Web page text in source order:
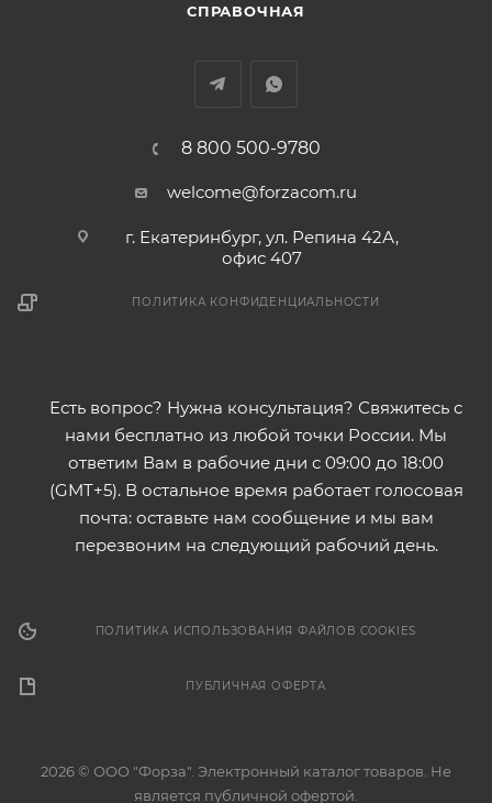
СПРАВОЧНАЯ
8 800 500-9780
welcome@forzacom.ru
г. Екатеринбург, ул. Репина 42А,
офис 407
ПОЛИТИКА КОНФИДЕНЦИАЛЬНОСТИ
Есть вопрос? Нужна консультация? Свяжитесь с
нами бесплатно из любой точки России. Мы
ответим Вам в рабочие дни с 09:00 до 18:00
(GMT+5). В остальное время работает голосовая
почта: оставьте нам сообщение и мы вам
перезвоним на следующий рабочий день.
ПОЛИТИКА ИСПОЛЬЗОВАНИЯ ФАЙЛОВ COOKIES
ПУБЛИЧНАЯ ОФЕРТА
2026 © ООО "Форза". Электронный каталог товаров. Не
является публичной офертой.